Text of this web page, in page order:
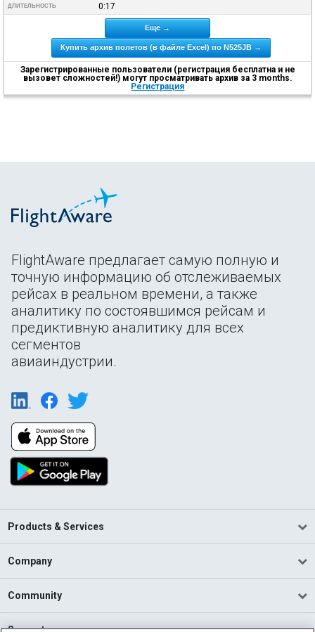
ДЛИТЕЛЬНОСТЬ 0:17
Ещё →
Купить архив полетов (в файле Excel) по N525JB →
Зарегистрированные пользователи (регистрация бесплатна и не
вызовет сложностей!) могут просматривать архив за 3 months.
Регистрация
FlightAware предлагает самую полную и
точную информацию об отслеживаемых
рейсах в реальном времени, а также
аналитику по состоявшимся рейсам и
предиктивную аналитику для всех
сегментов
авиаиндустрии.
Products & Services
Company
Community